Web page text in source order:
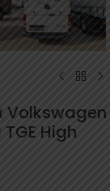
Volkswagen
High